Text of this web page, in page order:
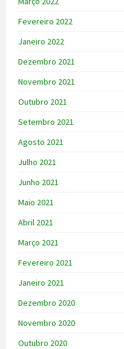
Fevereiro 2022
Janeiro 2022
Dezembro 2021
Novembro 2021
Outubro 2021
Setembro 2021
Agosto 2021
Julho 2021
Junho 2021
Maio 2021
Abril 2021
Março 2021
Fevereiro 2021
Janeiro 2021
Dezembro 2020
Novembro 2020
Outubro 2020